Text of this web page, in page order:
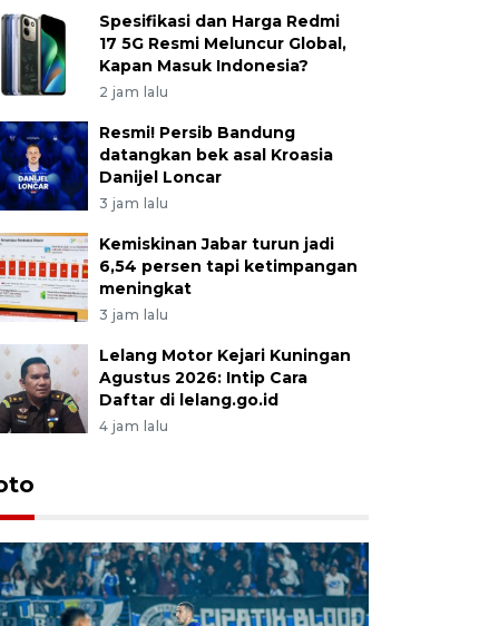
Spesifikasi dan Harga Redmi
17 5G Resmi Meluncur Global,
Kapan Masuk Indonesia?
2 jam lalu
Resmi! Persib Bandung
datangkan bek asal Kroasia
Danijel Loncar
3 jam lalu
Kemiskinan Jabar turun jadi
6,54 persen tapi ketimpangan
meningkat
3 jam lalu
Lelang Motor Kejari Kuningan
Agustus 2026: Intip Cara
Daftar di lelang.go.id
4 jam lalu